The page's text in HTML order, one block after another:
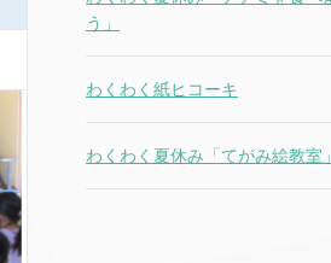
う」
わくわく紙ヒコーキ
わくわく夏休み「てがみ絵教室」